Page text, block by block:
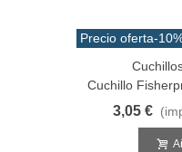
Precio oferta-
Cuchillo
3,05 €